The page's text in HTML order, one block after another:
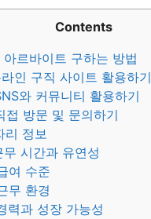
Contents
아르바이트 구하는 방법
라인 구직 사이트 활용하기
와 커뮤니티 활용하기
접 방문 및 문의하기
리 정보
무 시간과 유연성
여 수준
무 환경
력과 성장 가능성